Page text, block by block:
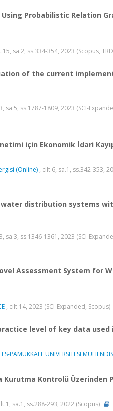
Probabilistic Relation
sa.2, ss.334-354, 2023 (Scopus,
of the current
sa.5, ss.1787-1809, 2023 (SCI-
için Ekonomik İdari
(Online) , cilt.6, sa.1, ss.342-353,
distribution systems
sa.3, ss.1346-1361, 2023 (SCI-
Assessment System for
, cilt.14, 2023 (SCI-Expanded, Scopus)
level of key data
PAMUKKALE UNIVERSITESI
Kontrolü Üzerinden
sa.1, ss.288-293, 2022 (Scopus)